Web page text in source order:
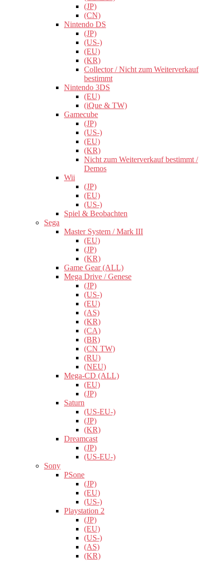
(JP)
(CN)
Nintendo DS
(JP)
(US-)
(EU)
(KR)
Collector / Nicht zum Weiterverkauf
bestimmt
Nintendo 3DS
(EU)
(iQue & TW)
Gamecube
(JP)
(US-)
(EU)
(KR)
Nicht zum Weiterverkauf bestimmt /
Demos
Wii
(JP)
(EU)
(US-)
Spiel & Beobachten
Sega
Master System / Mark III
(EU)
(JP)
(KR)
Game Gear (ALL)
Mega Drive / Genese
(JP)
(US-)
(EU)
(AS)
(KR)
(CA)
(BR)
(CN TW)
(RU)
(NEU)
Mega-CD (ALL)
(EU)
(JP)
Saturn
(US-EU-)
(JP)
(KR)
Dreamcast
(JP)
(US-EU-)
Sony
PSone
(JP)
(EU)
(US-)
Playstation 2
(JP)
(EU)
(US-)
(AS)
(KR)